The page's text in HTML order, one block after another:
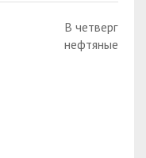
В четверг
нефтяные